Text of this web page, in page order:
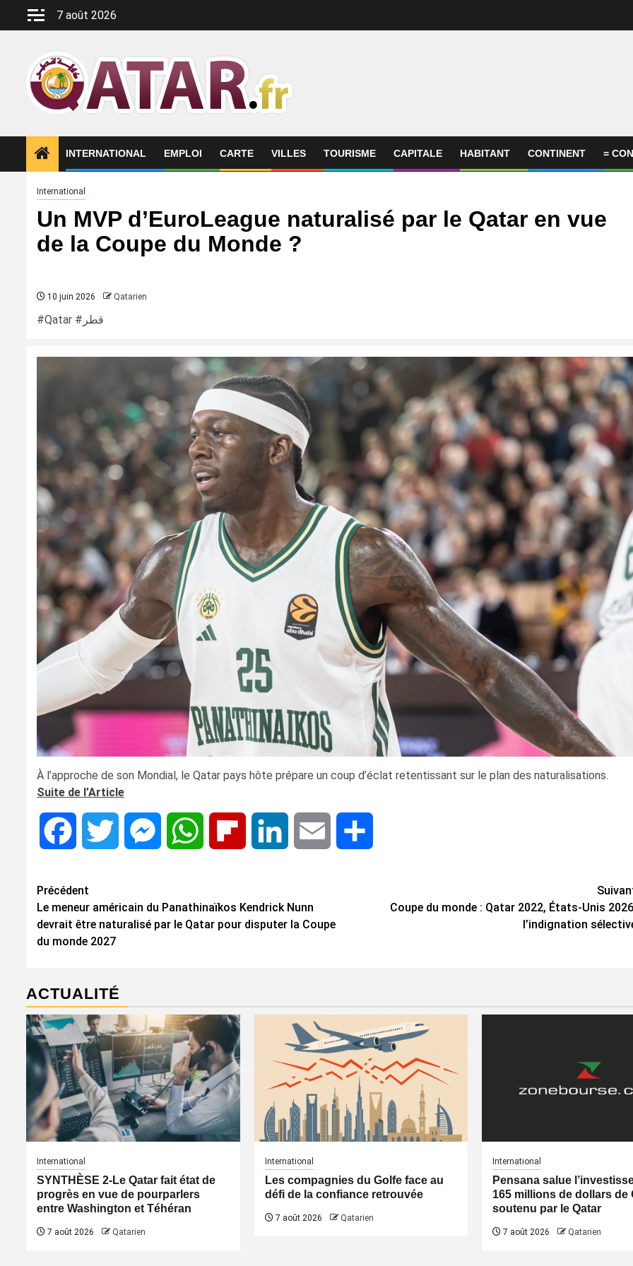
7 août 2026
INTERNATIONAL EMPLOI CARTE VILLES TOURISME CAPITALE HABITANT CONTINENT =
International
Un MVP d’EuroLeague naturalisé par le Qatar en vue
de la Coupe du Monde ?
10 juin 2026 Qatarien
#Qatar #قطر
À l’approche de son Mondial, le Qatar pays hôte prépare un coup d’éclat retentissant sur le plan des naturalisations.
Suite de l’Article
Facebook Twitter MessengerWhatsApp Flipboard LinkedIn Email
Navigation
d’article
Précédent
Le meneur américain du Panathinaïkos Kendrick Nunn
devrait être naturalisé par le Qatar pour disputer la Coupe
du monde 2027
Coupe du monde : Qatar 2022, États-Unis
l’indignation
ACTUALITÉ
International
SYNTHÈSE 2-Le Qatar fait état de
progrès en vue de pourparlers
entre Washington et Téhéran
7 août 2026 Qatarien
International
Les compagnies du Golfe face au
défi de la confiance retrouvée
7 août 2026 Qatarien
International
Pensana salue
165 millions de dollars de
soutenu par le Qatar
7 août 2026 Qatarien